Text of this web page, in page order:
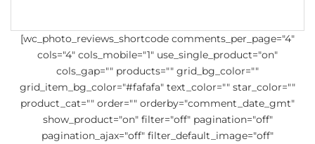
[wc_photo_reviews_shortcode comments_per_page="4"
cols="4" cols_mobile="1" use_single_product="on"
cols_gap="" products="" grid_bg_color=""
grid_item_bg_color="#fafafa" text_color="" star_color=""
product_cat="" order="" orderby="comment_date_gmt"
show_product="on" filter="off" pagination="off"
pagination_ajax="off" filter_default_image="off"